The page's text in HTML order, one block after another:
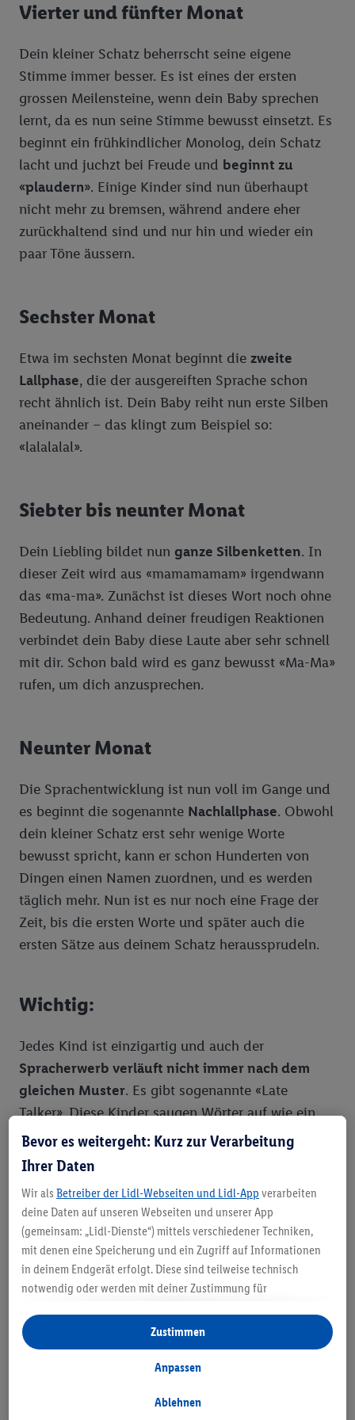
Vierter und fünfter Monat
Dein kleiner Schatz beherrscht seine eigene
Stimme immer besser. Es ist eines der ersten
grossen Meilensteine, wenn dein Baby sprechen
lernt, da es nun seine Stimme bewusst einsetzt. Es
beginnt ein frühkindlicher Monolog, dein Schatz
lacht und juchzt bei Freude und beginnt zu
«plaudern». Einige Kinder sind nun überhaupt
nicht mehr zu bremsen, während andere eher
zurückhaltend sind und nur hin und wieder ein
paar Töne äussern.
Sechster Monat
Etwa im sechsten Monat beginnt die zweite
Lallphase, die der ausgereiften Sprache schon
recht ähnlich ist. Dein Baby reiht nun erste Silben
aneinander – das klingt zum Beispiel so:
«lalalalal».
Siebter bis neunter Monat
Dein Liebling bildet nun ganze Silbenketten. In
dieser Zeit wird aus «mamamamam» irgendwann
das «ma-ma». Zunächst ist dieses Wort noch ohne
Bedeutung. Anhand deiner freudigen Reaktionen
verbindet dein Baby diese Laute aber sehr schnell
mit dir. Schon bald wird es ganz bewusst «Ma-Ma»
rufen, um dich anzusprechen.
Neunter Monat
Die Sprachentwicklung ist nun voll im Gange und
es beginnt die sogenannte Nachlallphase. Obwohl
dein kleiner Schatz erst sehr wenige Worte
bewusst spricht, kann er schon Hunderten von
Dingen einen Namen zuordnen, und es werden
täglich mehr. Nun ist es nur noch eine Frage der
Zeit, bis die ersten Worte und später auch die
ersten Sätze aus deinem Schatz heraussprudeln.
Wichtig:
Jedes Kind ist einzigartig und auch der
Spracherwerb verläuft nicht immer nach dem
gleichen Muster. Es gibt sogenannte «Late
Talker». Diese Kinder saugen Wörter auf wie ein
Schwamm, beginnen allerdings später zu sprechen
als andere. Dann aber haben sie innerhalb von
eingeholt. Bei den regelmässigen
Vorsorgeuntersuchungen wird die
Sprachentwicklung deines Schatzes kontrolliert.
Solltest du dir allerdings Gedanken machen, dass
dein kleiner Schatz nicht richtig sprechen lernt,
solltest du dich ruhig an deinen Kinderarzt
wenden.
Wie du dein Baby beim
Bevor es weitergeht: Kurz zur Verarbeitung
Ihrer Daten
Wir als Betreiber der Lidl-Webseiten und Lidl-App verarbeiten
deine Daten auf unseren Webseiten und unserer App
(gemeinsam: „Lidl-Dienste“) mittels verschiedener Techniken,
mit denen eine Speicherung und ein Zugriff auf Informationen
in deinem Endgerät erfolgt. Diese sind teilweise technisch
notwendig oder werden mit deiner Zustimmung für
personalisierte Werbung innerhalb und außerhalb der Lidl-
Dienste verwendet. Sofern du Teilnehmer des Lidl Plus-
Programms bist, werden für diese Zwecke auch Daten aus
Unter „Anpassen“ kannst du einzelne Verwendungszwecke
Ablehnen
Anpassen
Zustimmen